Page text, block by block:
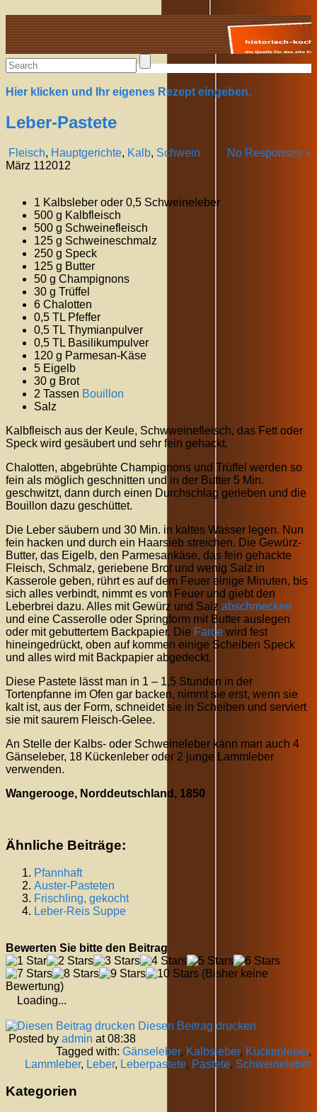
Alte Rezepte online
Hier klicken und Ihr eigenes Rezept eingeben.
Leber-Pastete
Fleisch, Hauptgerichte, Kalb, Schwein
No Responses »
März 112012
1 Kalbsleber oder 0,5 Schweineleber
500 g Kalbfleisch
500 g Schweinefleisch
125 g Schweineschmalz
250 g Speck
125 g Butter
50 g Champignons
30 g Trüffel
6 Chalotten
0,5 TL Pfeffer
0,5 TL Thymianpulver
0,5 TL Basilikumpulver
120 g Parmesan-Käse
5 Eigelb
30 g Brot
2 Tassen Bouillon
Salz
Kalbfleisch aus der Keule, Schwweinefleisch, das Fett oder
Speck wird gesäubert und sehr fein gehackt.
Chalotten, abgebrühte Champignons und Trüffel werden so
fein als möglich geschnitten und in der Butter 5 Min.
geschwitzt, dann durch einen Durchschlag gerieben und die
Bouillon dazu geschüttet.
Die Leber säubern und 30 Min. in kaltes Wasser legen. Nun
fein hacken und durch ein Haarsieb streichen. Die Gewürz-
Butter, das Eigelb, den Parmesankäse, das fein gehackte
Fleisch, Schmalz, geriebene Brot und wenig Salz in
Kasserole geben, rührt es auf dem Feuer einige Minuten, bis
sich alles verbindt, nimmt es vom Feuer und giebt den
Leberbrei dazu. Alles mit Gewürz und Salz abschmecken
und eine Casserolle oder Springform mit Butter auslegen
oder mit gebuttertem Backpapier. Die Farce wird fest
hineingedrückt, oben auf kommen einige Scheiben Speck
und alles wird mit Backpapier abgedeckt.
Diese Pastete lässt man in 1 – 1,5 Stunden in der
Tortenpfanne im Ofen gar backen, nimmt sie erst, wenn sie
kalt ist, aus der Form, schneidet sie in Scheiben und serviert
sie mit saurem Fleisch-Gelee.
An Stelle der Kalbs- oder Schweineleber kann man auch 4
Gänseleber, 18 Kückenleber oder 2 junge Lammleber
verwenden.
Wangerooge, Norddeutschland, 1850
Ähnliche Beiträge:
Pfannhaft
Auster-Pasteten
Frischling, gekocht
Leber-Reis Suppe
Bewerten Sie bitte den Beitrag
(Bisher keine
Bewertung)
Loading...
Diesen Beitrag drucken
Posted by admin at 08:38
Tagged with: Gänseleber, Kalbsleber, Kückenleber,
Lammleber, Leber, Leberpastete, Pastete, Schweineleber
Kategorien